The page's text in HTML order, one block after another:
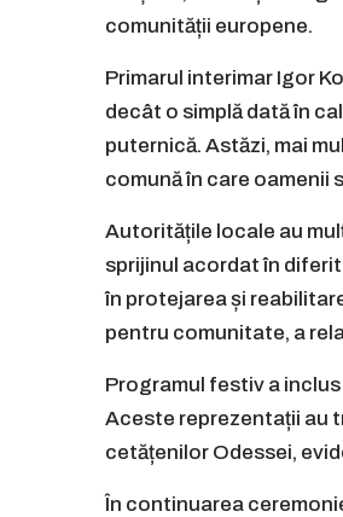
comunității europene.
Primarul interimar Igor
decât o simplă dată în
puternică. Astăzi, mai
comună în care oamenii
Autoritățile locale au
sprijinul acordat în
în protejarea și
pentru comunitate, a
Programul festiv a
Aceste reprezentații au
cetățenilor Odessei,
În continuarea